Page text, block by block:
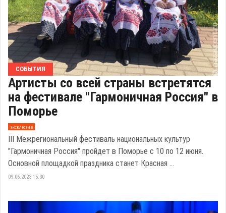
СОБЫТИЯ
Артисты со всей страны встретятся
на фестивале "Гармоничная Россия" в
Поморье
эксклюзив
III Межрегиональный фестиваль национальных культур
"Гармоничная Россия" пройдет в Поморье с 10 по 12 июня.
Основной площадкой праздника станет Красная ...
09.06.2023 15:30